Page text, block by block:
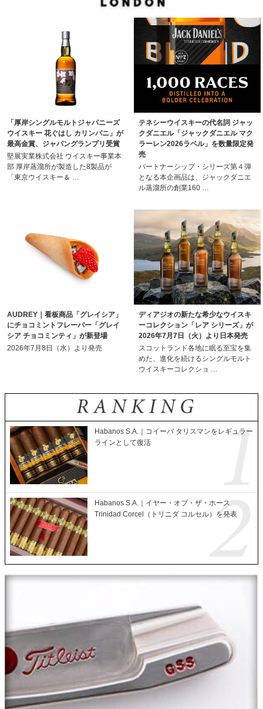
「厚岸シングルモルトジャパニーズ
ウイスキー 花ぐはし カリンパニ」が
最高金賞、ジャパングランプリ受賞
堅展実業株式会社 ウイスキー事業本
部 厚岸蒸溜所が製造した8製品が
「東京ウイスキー＆ …
テネシーウイスキーの代名詞 ジャッ
クダニエル「ジャックダニエル マク
ラーレン2026ラベル」を数量限定発
売
パートナーシップ・シリーズ第４弾
となる本企画品は、ジャックダニエ
ル蒸溜所の創業160 …
AUDREY｜看板商品「グレイシア」
にチョコミントフレーバー「グレイ
シア チョコミンティ」が新登場
2026年7月8日（水）より発売
ディアジオの新たな希少なウイスキ
ーコレクション「レア シリーズ」が
2026年7月7日（火）より日本発売
スコットランド各地に眠る至宝を集
めた、進化を続けるシングルモルト
ウイスキーコレクショ …
Habanos S.A.｜コイーバ タリスマンをレギュラー
ラインとして復活
Habanos S.A.｜イヤー・オブ・ザ・ホース
Trinidad Corcel（トリニダ コルセル）を発表